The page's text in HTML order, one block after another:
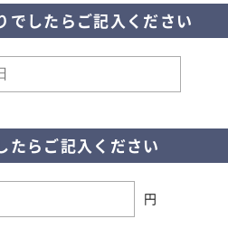
でしたらご記入ください
たらご記入ください
円